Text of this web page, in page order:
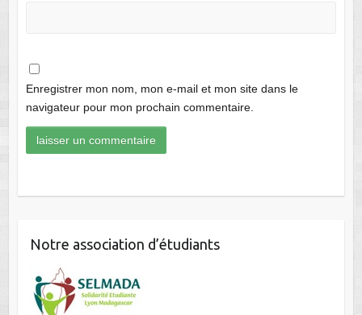
Enregistrer mon nom, mon e-mail et mon site dans le
navigateur pour mon prochain commentaire.
Notre association d’étudiants